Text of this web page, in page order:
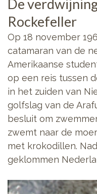
De
Rockefeller
Op 18 november
catamaran van de
Amerikaanse
op een reis tussen
in het zuiden van
golfslag van de
besluit om
zwemt naar de
met krokodillen.
geklommen